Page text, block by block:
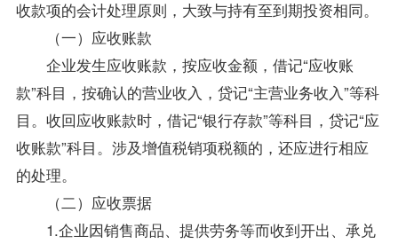
收款项的会计处理原则，大致与持有至到期投资相同。
（一）应收账款
企业发生应收账款，按应收金额，借记“应收账
款”科目，按确认的营业收入，贷记“主营业务收入”等科
目。收回应收账款时，借记“银行存款”等科目，贷记“应
收账款”科目。涉及增值税销项税额的，还应进行相应
的处理。
（二）应收票据
1.企业因销售商品、提供劳务等而收到开出、承兑